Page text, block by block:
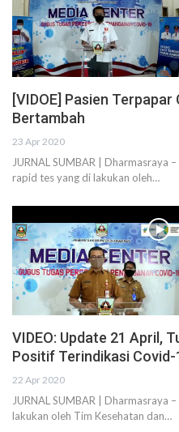
[VIDOE] Pasien
Bertambah
23 Apr 2020
JURNAL SUMBAR | Dharmasraya
rapid tes yang di lakukan oleh…
VIDEO: Update 21 April,
Positif Terindikasi Covid-
22 Apr 2020
JURNAL SUMBAR | Dharmasraya
lakukan oleh Tim Kesehatan dan…